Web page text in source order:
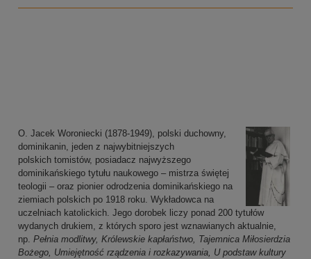
O. Jacek Woroniecki (1878-1949), polski duchowny,
dominikanin, jeden z najwybitniejszych
polskich tomistów, posiadacz najwyższego
dominikańskiego tytułu naukowego – mistrza świętej
teologii – oraz pionier odrodzenia dominikańskiego na
ziemiach polskich po 1918 roku. Wykładowca na
uczelniach katolickich. Jego dorobek liczy ponad 200 tytułów
wydanych drukiem, z których sporo jest wznawianych aktualnie,
np. Pełnia modlitwy, Królewskie kapłaństwo, Tajemnica Miłosierdzia
Bożego, Umiejętność rządzenia i rozkazywania, U podstaw kultury